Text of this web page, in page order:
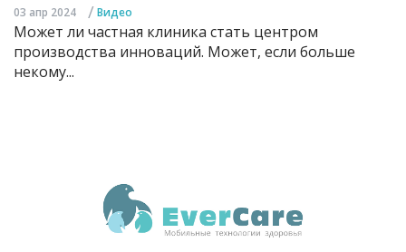
03 апр 2024 / Видео
Может ли частная клиника стать центром
производства инноваций. Может, если больше
некому...